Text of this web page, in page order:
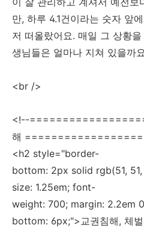
만, 하루 4.1건이라는 숫자 앞
저 떠올랐어요. 매일 그 상황
생님들은 얼마나 지쳐 있을까
<br />
<!--
해
<h2 style="border-
bottom: 2px solid rgb(51, 51,
size: 1.25em; font-
weight: 700; margin: 2.2em
bottom: 6px;">교권침해, 체